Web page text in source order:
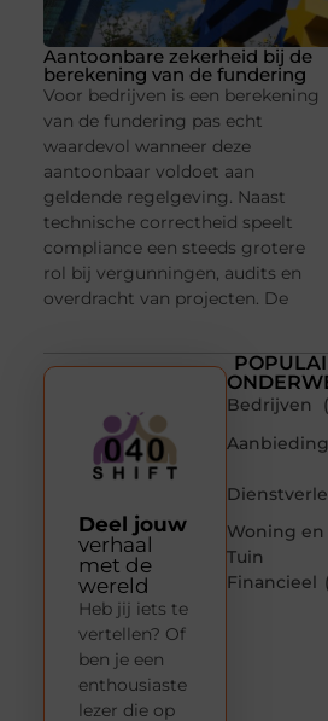
Aantoonbare zekerheid bij de
berekening van de fundering
Voor bedrijven is een berekening
van de fundering pas echt
waardevol wanneer deze
aantoonbaar voldoet aan
geldende regelgeving. Naast
technische correctheid speelt
compliance een steeds grotere
rol bij vergunningen, audits en
overdracht van projecten. De
Bedrijven
Woning en
Tuin
Financieel
Deel jouw
verhaal
met de
wereld
Heb jij iets te
vertellen? Of
ben je een
enthousiaste
lezer die op